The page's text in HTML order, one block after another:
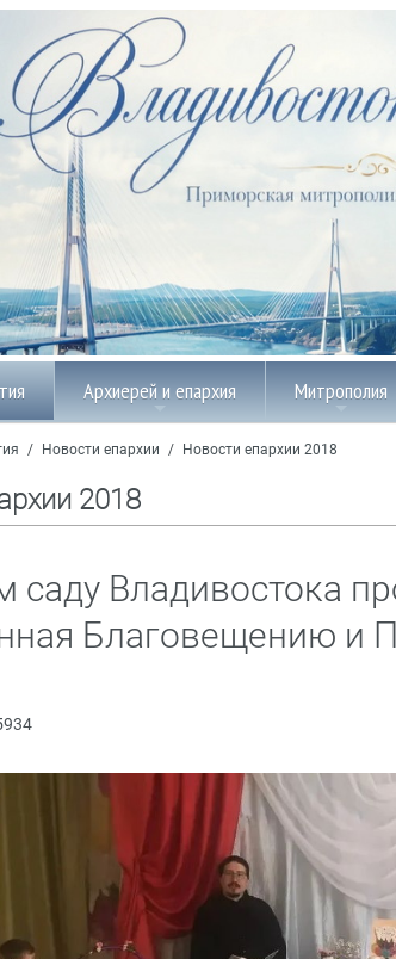
Архиерей и епархия Митрополия
/ Новости епархии / Новости епархии 2018
2018
саду Владивостока
Благовещению и